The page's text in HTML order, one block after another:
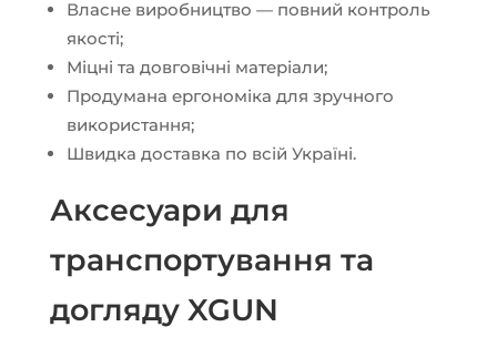
Власне виробництво — повний контроль
якості;
Міцні та довговічні матеріали;
Продумана ергономіка для зручного
використання;
Швидка доставка по всій Україні.
Аксесуари для
транспортування та
догляду XGUN